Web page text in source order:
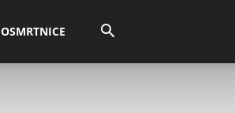
OSMRTNICE